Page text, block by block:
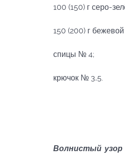
100 (150) г серо-
150 (200) г
спицы № 4;
крючок № 3,5.
Волнистый